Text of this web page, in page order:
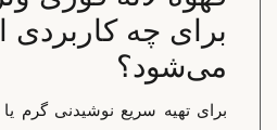
برای چه کاربردی
می‌شود؟
برای تهیه سریع نوشیدنی گرم یا